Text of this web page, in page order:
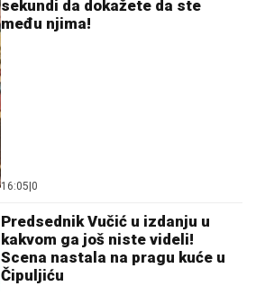
sekundi da dokažete da ste
među njima!
16:05 0
Predsednik Vučić u izdanju u
kakvom ga još niste videli!
Scena nastala na pragu kuće u
Čipuljiću